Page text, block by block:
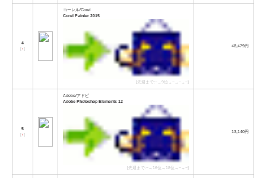
4
[↑]
コーレル/Corel
Corel Painter 2015
[先週まで:−→9位→−→−→−]
48,479円
5
[↑]
Adobe/アドビ
Adobe Photoshop Elements 12
[先週まで:−→16位→18位→−→−]
13,140円